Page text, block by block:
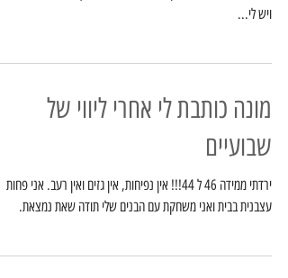
ויש לי...
מונה כותבת לי אחרי ליווי של
שבועיים
ירדתי ממידה 46 ל 44!!! אין נפיחות, אין גזים ואין רעב. אני פחות
עצבנית בבית ואני משחקת עם הבנים שלי תודה שאת נמצאת.